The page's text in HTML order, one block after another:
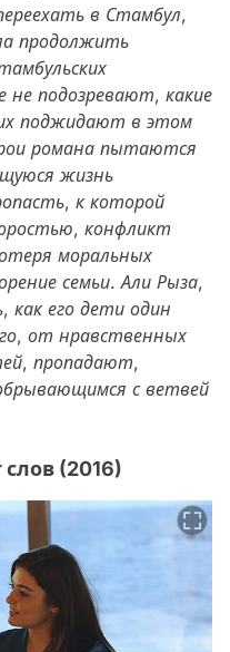
в Стамбул,
продолжить
подозревают, какие
поджидают в этом
романа пытаются
жизнь
к которой
конфликт
моральных
семьи. Али Рыза,
его дети один
от нравственных
пропадают,
с ветвей
(2016)